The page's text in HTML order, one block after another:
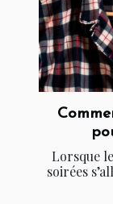
Lorsque
soirées